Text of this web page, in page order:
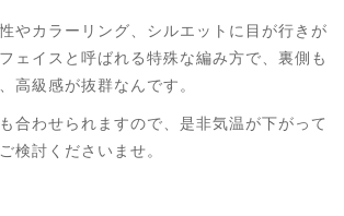
やカラーリング、シルエットに目が行きが
ェイスと呼ばれる特殊な編み方で、裏側も
高級感が抜群なんです。
合わせられますので、是非気温が下がって
検討くださいませ。